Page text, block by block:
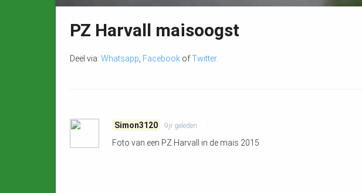
PZ Harvall maisoogst
Deel via: Whatsapp Facebook ofTwitter.
Simon3120 9jr geleden
Foto van een PZ Harvall in de mais 2015